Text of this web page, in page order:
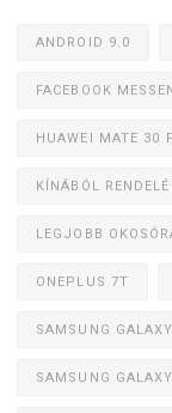
ANDROID 9.0
FACEBOOK
HUAWEI MATE 30
KÍNÁBÓL
LEGJOBB
ONEPLUS 7T
SAMSUNG
SAMSUNG